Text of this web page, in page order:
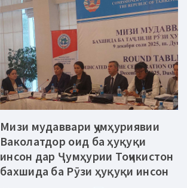
Мизи мудаввари ҷумҳуриявии
Ваколатдор оид ба ҳуқуқи
инсон дар Ҷумҳурии Тоҷикистон
бахшида ба Рӯзи ҳуқуқи инсон